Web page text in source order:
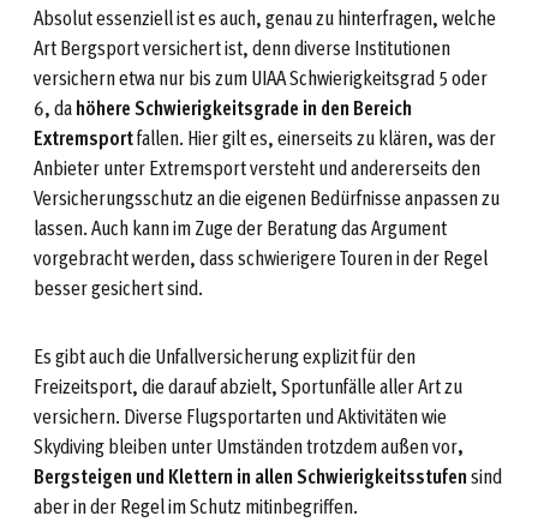
Absolut essenziell ist es auch, genau zu hinterfragen, welche
Art Bergsport versichert ist, denn diverse Institutionen
versichern etwa nur bis zum UIAA Schwierigkeitsgrad 5 oder
6, dahöhere Schwierigkeitsgrade in den Bereich
Extremsportfallen. Hier gilt es, einerseits zu klären, was der
Anbieter unter Extremsport versteht und andererseits den
Versicherungsschutz an die eigenen Bedürfnisse anpassen zu
lassen. Auch kann im Zuge der Beratung das Argument
vorgebracht werden, dass schwierigere Touren in der Regel
besser gesichert sind.
Es gibt auch die Unfallversicherung explizit für den
Freizeitsport, die darauf abzielt, Sportunfälle aller Art zu
versichern. Diverse Flugsportarten und Aktivitäten wie
Skydiving bleiben unter Umständen trotzdem außen vor,
Bergsteigen und Klettern in allen Schwierigkeitsstufensind
aber in der Regel im Schutz mitinbegriffen.